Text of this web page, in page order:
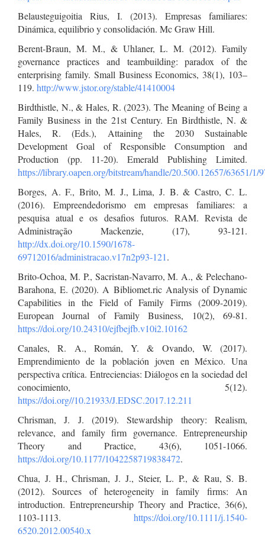
Belausteguigoitia Rius, I. (2013). Empresas familiares:
Dinámica, equilibrio y consolidación. Mc Graw Hill.
Berent-Braun, M. M., & Uhlaner, L. M. (2012). Family
governance practices and teambuilding: paradox of the
enterprising family. Small Business Economics, 38(1), 103–
119. http://www.jstor.org/stable/41410004
Birdthistle, N., & Hales, R. (2023). The Meaning of Being a
Family Business in the 21st Century. En Birdthistle, N. &
Hales, R. (Eds.), Attaining the 2030 Sustainable
Development Goal of Responsible Consumption and
Production (pp. 11-20). Emerald Publishing Limited.
https://library.oapen.org/bitstream/handle/20.500.12657/63651/1/
Borges, A. F., Brito, M. J., Lima, J. B. & Castro, C. L.
(2016). Empreendedorismo em empresas familiares: a
pesquisa atual e os desafios futuros. RAM. Revista de
Administração Mackenzie, (17), 93-121.
http://dx.doi.org/10.1590/1678-
69712016/administracao.v17n2p93-121.
Brito-Ochoa, M. P., Sacristan-Navarro, M. A., & Pelechano-
Barahona, E. (2020). A Bibliomet.ric Analysis of Dynamic
Capabilities in the Field of Family Firms (2009-2019).
European Journal of Family Business, 10(2), 69-81.
https://doi.org/10.24310/ejfbejfb.v10i2.10162
Canales, R. A., Román, Y. & Ovando, W. (2017).
Emprendimiento de la población joven en México. Una
perspectiva crítica. Entreciencias: Diálogos en la sociedad del
conocimiento, 5(12).
https://doi.org//10.21933/J.EDSC.2017.12.211
Chrisman, J. J. (2019). Stewardship theory: Realism,
relevance, and family firm governance. Entrepreneurship
Theory and Practice, 43(6), 1051-1066.
https://doi.org/10.1177/1042258719838472.
Chua, J. H., Chrisman, J. J., Steier, L. P., & Rau, S. B.
(2012). Sources of heterogeneity in family firms: An
introduction. Entrepreneurship Theory and Practice, 36(6),
1103-1113. https://doi.org/10.1111/j.1540-
6520.2012.00540.x